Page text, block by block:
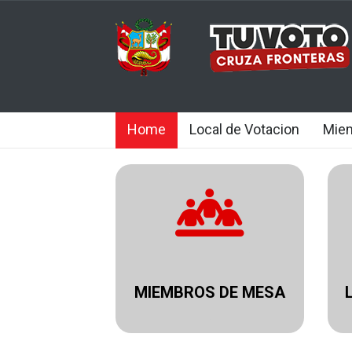
Home Local de Votacion
MIEMBROS DE MESA